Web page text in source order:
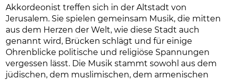
Akkordeonist treffen sich in der Altstadt von
Jerusalem. Sie spielen gemeinsam Musik, die mitten
aus dem Herzen der Welt, wie diese Stadt auch
genannt wird, Brücken schlägt und für einige
Ohrenblicke politische und religiöse Spannungen
vergessen lässt. Die Musik stammt sowohl aus dem
jüdischen, dem muslimischen, dem armenischen